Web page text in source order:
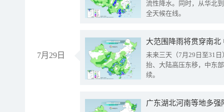
流性降水。同时，从华北
全天候在线。
7月29日
大范围降雨将贯穿南
未来三天（7月29日至31
抬、大陆高压东移，中东
续。
广东湖北河南等地多